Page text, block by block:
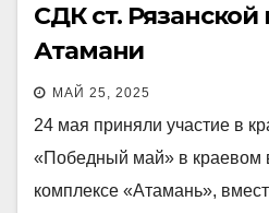
СДК ст.
Атамани
МАЙ 25, 2025
24 мая приняли участие в
«Победный май» в краевом
комплексе «Атамань»,